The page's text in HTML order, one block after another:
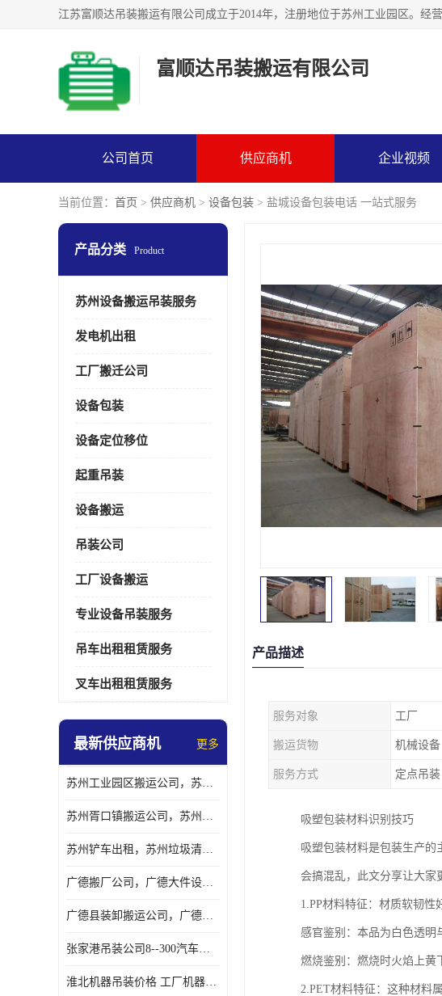
富顺达吊装搬运有限公司
公司首页 供应商机 企业视频
当前位置： 首页 > 供应商机 > 设备包装 > 盐城设备包装电话 一站式服务
产品分类 Product
苏州设备搬运吊装服务
发电机出租
工厂搬迁公司
设备包装
设备定位移位
起重吊装
设备搬运
吊装公司
工厂设备搬运
专业设备吊装服务
吊车出租租赁服务
叉车出租租赁服务
最新供应商机 更多
苏州工业园区搬运公司，苏州工业园区搬厂公司
苏州胥口镇搬运公司，苏州胥口镇吊装搬厂公司
苏州铲车出租，苏州垃圾清理铲车租赁服务
广德搬厂公司，广德大件设备搬厂，广德搬运
广德县装卸搬运公司，广德县机器搬运公司
张家港吊装公司8--300汽车吊出租）
淮北机器吊装价格 工厂机器吊装
产品描述
服务对象 工厂
搬运货物 机械设备
服务方式 定点吊装
吸塑包装材料识别技巧
吸塑包装材料是包装生产的
会搞混乱，此文分享让大家
1.PP材料特征：材质软韧
感官鉴别：本品为白色透明
燃烧鉴别：燃烧时火焰上黄
2.PET材料特征：这种材料